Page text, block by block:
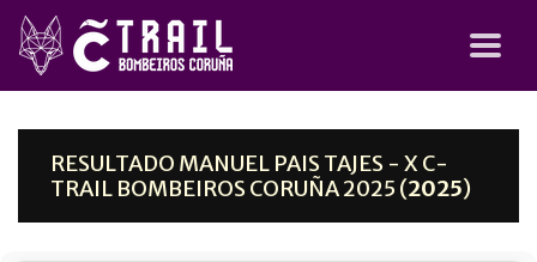
RESULTADO MANUEL PAIS TAJES - X C-
TRAIL BOMBEIROS CORUÑA 2025 (2025)